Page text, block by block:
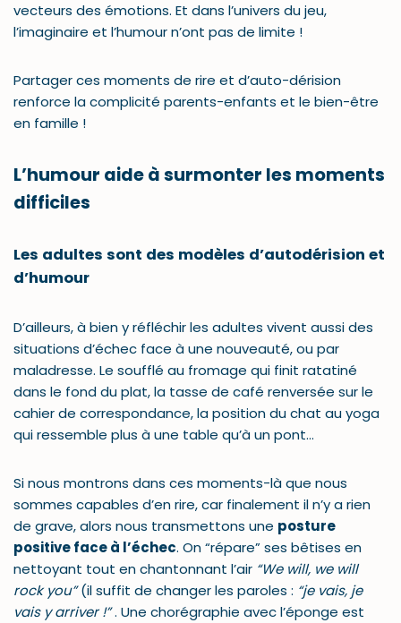
vecteurs des émotions. Et dans l’univers du jeu,
l’imaginaire et l’humour n’ont pas de limite !
Partager ces moments de rire et d’auto-dérision
renforce la complicité parents-enfants et le bien-être
en famille !
L’humour aide à surmonter les moments
difficiles
Les adultes sont des modèles d’autodérision et
d’humour
D’ailleurs, à bien y réfléchir les adultes vivent aussi des
situations d’échec face à une nouveauté, ou par
maladresse. Le soufflé au fromage qui finit ratatiné
dans le fond du plat, la tasse de café renversée sur le
cahier de correspondance, la position du chat au yoga
qui ressemble plus à une table qu’à un pont…
Si nous montrons dans ces moments-là que nous
sommes capables d’en rire, car finalement il n’y a rien
de grave, alors nous transmettons une posture
positive face à l’échec. On “répare” ses bêtises en
nettoyant tout en chantonnant l’air “We will, we will
rock you”(il suffit de changer les paroles : “je vais, je
vais y arriver !”. Une chorégraphie avec l’éponge est